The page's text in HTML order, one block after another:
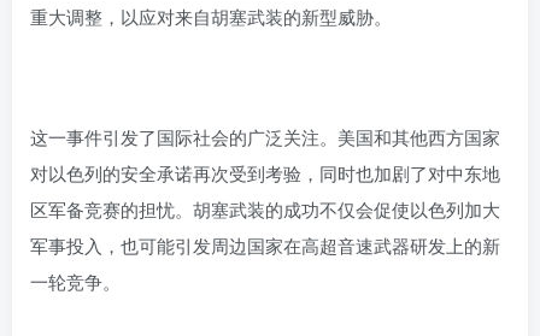
重大调整，以应对来自胡塞武装的新型威胁。
这一事件引发了国际社会的广泛关注。美国和其他西方国家
对以色列的安全承诺再次受到考验，同时也加剧了对中东地
区军备竞赛的担忧。胡塞武装的成功不仅会促使以色列加大
军事投入，也可能引发周边国家在高超音速武器研发上的新
一轮竞争。